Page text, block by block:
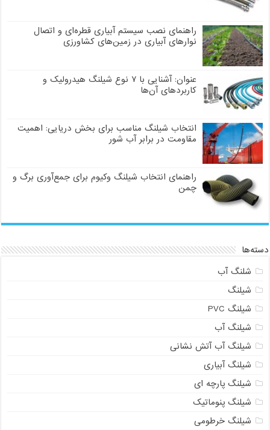
راهنمای نصب سیستم آبیاری قطره‌ای و اتصال
نوارهای آبیاری در زمین‌های کشاورزی
عنوان: آشنایی با ۷ نوع شیلنگ هیدرولیک و
کاربردهای آن‌ها
انتخاب شیلنگ مناسب برای بخش دریایی: اهمیت
مقاومت در برابر آب شور
راهنمای انتخاب شیلنگ وکیوم برای جمع‌آوری برگ و
چمن
دسته‌ها
شلنگ آب
شیلنگ
شیلنگ PVC
شیلنگ آب
شیلنگ آب آتش نشانی
شیلنگ آبیاری
شیلنگ پارچه ای
شیلنگ پنوماتیک
شیلنگ خرطومی